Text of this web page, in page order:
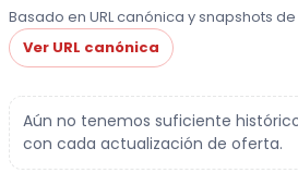
Basado en URL canónica y snapshots
Ver URL canónica
Aún no tenemos suficiente
con cada actualización de oferta.